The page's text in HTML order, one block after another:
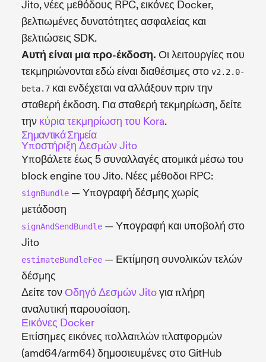
Jito, νέες μεθόδους RPC, εικόνες Docker,
βελτιωμένες δυνατότητες ασφαλείας και
βελτιώσεις SDK.
Αυτή είναι μια προ-έκδοση. Οι λειτουργίες που
τεκμηριώνονται εδώ είναι διαθέσιμες στο v2.2.0-
beta.7 και ενδέχεται να αλλάξουν πριν την
σταθερή έκδοση. Για σταθερή τεκμηρίωση, δείτε
την κύρια τεκμηρίωση του Kora.
Σημαντικά Σημεία
Υποστήριξη Δεσμών Jito
Υποβάλετε έως 5 συναλλαγές ατομικά μέσω του
block engine του Jito. Νέες μέθοδοι RPC:
signBundle — Υπογραφή δέσμης χωρίς
μετάδοση
signAndSendBundle — Υπογραφή και υποβολή στο
Jito
estimateBundleFee — Εκτίμηση συνολικών τελών
δέσμης
Δείτε τον Οδηγό Δεσμών Jitoγια πλήρη
αναλυτική παρουσίαση.
Εικόνες Docker
Επίσημες εικόνες πολλαπλών πλατφορμών
(amd64/arm64) δημοσιευμένες στο GitHub